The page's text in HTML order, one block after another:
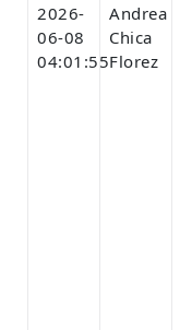
2026-
06-08
04:01:55
Andrea
Chica
Florez